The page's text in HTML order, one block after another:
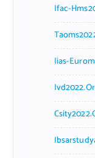
Ifac-
Iias-